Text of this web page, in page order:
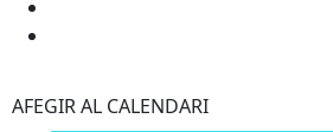
AFEGIR AL CALENDARI